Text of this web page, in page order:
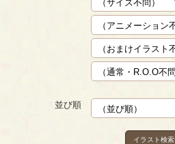
並び順
イラスト検索